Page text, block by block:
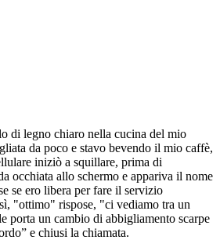
di legno chiaro nella cucina del mio
da poco e stavo bevendo il mio caffè,
iniziò a squillare, prima di
occhiata allo schermo e appariva il nome
se ero libera per fare il servizio
"ottimo" rispose, "ci vediamo tra un
porta un cambio di abbigliamento scarpe
e chiusi la chiamata.